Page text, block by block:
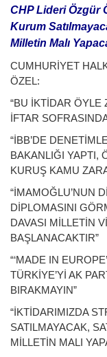
CHP Lideri Özgür
Kurum
Milletin Malı
CUMHURİYET
ÖZEL:
“BU İKTİDAR ÖYLE
İFTAR
“İBB’DE
BAKANLIĞI YAPTI,
KURUŞ KAMU
“İMAMOĞLU’NUN
DİPLOMASINI
DAVASI MİLLETİN
BAŞLANACAKTIR”
“‘MADE IN
TÜRKİYE’Yİ AK
BIRAKMAYIN”
“İKTİDARIMIZDA
SATILMAYACAK,
MİLLETİN MALI